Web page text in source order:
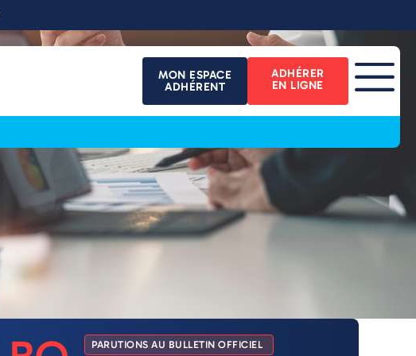
MON ESPACE
ADHÉRENT
ADHÉRER
EN LIGNE
PARUTIONS AU BULLETIN OFFICIEL